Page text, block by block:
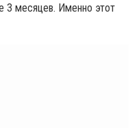
3 месяцев. Именно этот